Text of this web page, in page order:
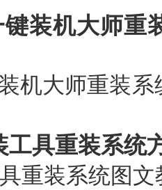
键装机大师重
机大师重装
工具重装系统
重装系统图